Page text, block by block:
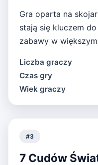
Gra oparta na
stają się kluczem
zabawy w
Liczba graczy
Czas gry
Wiek graczy
#3
7 Cudów